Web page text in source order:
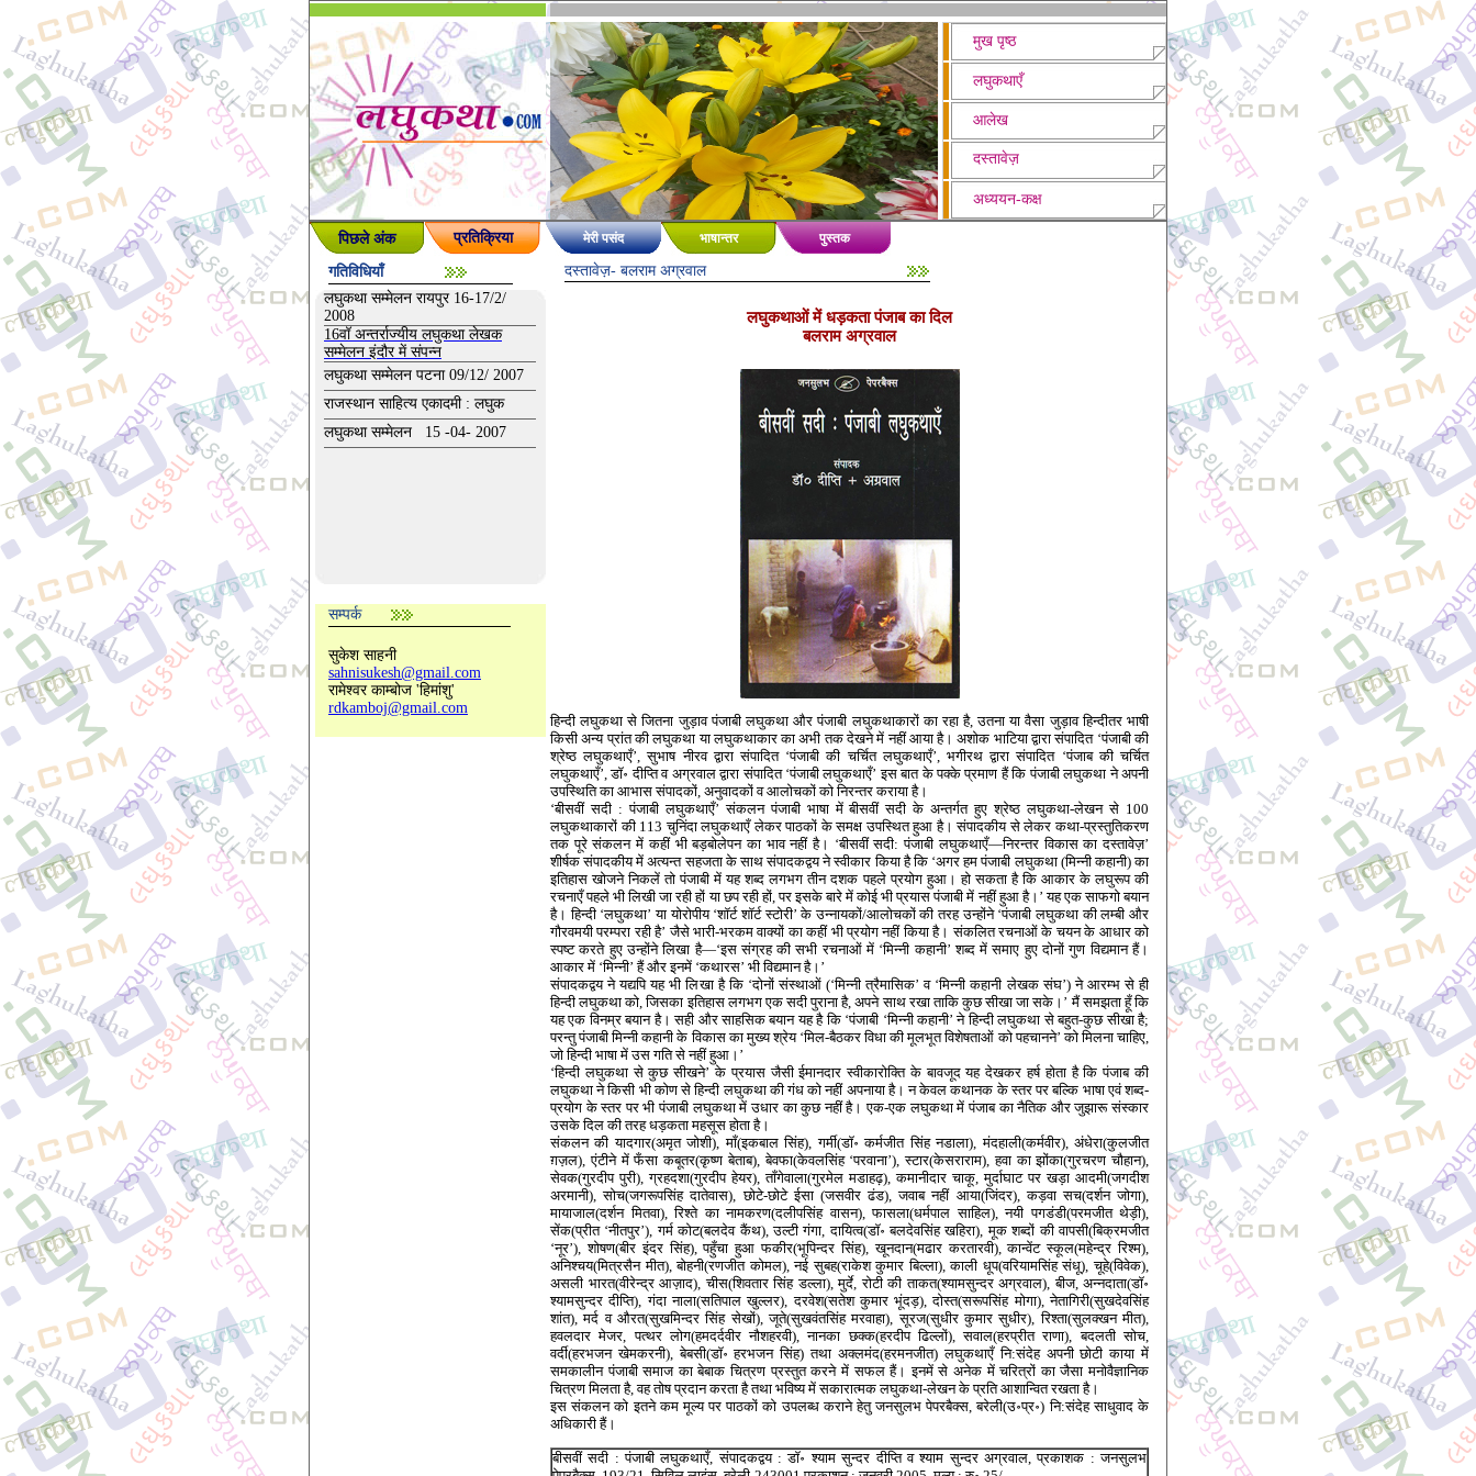
मुख पृष्ठ
लघुकथाएँ
आलेख
दस्तावेज़
अध्ययन-कक्ष
पिछले अंक प्रतिक्रिया मेरी पसंद भाषान्तर पुस्तक
गतिविधियाँ
लघुकथा सम्मेलन रायपुर 16-17/2/
2008
16वॉ अन्तर्राज्यीय लघुकथा लेखक
सम्मेलन इंदौर में संपन्न
लघुकथा सम्मेलन पटना 09/12/ 2007
राजस्थान साहित्य एकादमी : लघुक
लघुकथा सम्मेलन 15 -04- 2007
सम्पर्क
सुकेश साहनी
sahnisukesh@gmail.com
रामेश्वर काम्बोज 'हिमांशु'
rdkamboj@gmail.com
दस्तावेज़- बलराम अग्रवाल
लघुकथाओं में धड़कता पंजाब का दिल
बलराम अग्रवाल
हिन्दी लघुकथा से जितना जुड़ाव पंजाबी लघुकथा और पंजाबी लघुकथाकारों का रहा है, उतना या वैसा जुड़ाव हिन्दीतर भाषी
किसी अन्य प्रांत की लघुकथा या लघुकथाकार का अभी तक देखने में नहीं आया है। अशोक भाटिया द्वारा संपादित ‘पंजाबी की
श्रेष्ठ लघुकथाएँ’, सुभाष नीरव द्वारा संपादित ‘पंजाबी की चर्चित लघुकथाएँ’, भगीरथ द्वारा संपादित ‘पंजाब की चर्चित
लघुकथाएँ’, डॉ॰ दीप्ति व अग्रवाल द्वारा संपादित ‘पंजाबी लघुकथाएँ’ इस बात के पक्के प्रमाण हैं कि पंजाबी लघुकथा ने अपनी
उपस्थिति का आभास संपादकों, अनुवादकों व आलोचकों को निरन्तर कराया है।
‘बीसवीं सदी : पंजाबी लघुकथाएँ’ संकलन पंजाबी भाषा में बीसवीं सदी के अन्तर्गत हुए श्रेष्ठ लघुकथा-लेखन से 100
लघुकथाकारों की 113 चुनिंदा लघुकथाएँ लेकर पाठकों के समक्ष उपस्थित हुआ है। संपादकीय से लेकर कथा-प्रस्तुतिकरण
तक पूरे संकलन में कहीं भी बड़बोलेपन का भाव नहीं है। ‘बीसवीं सदी: पंजाबी लघुकथाएँ—निरन्तर विकास का दस्तावेज़’
शीर्षक संपादकीय में अत्यन्त सहजता के साथ संपादकद्वय ने स्वीकार किया है कि ‘अगर हम पंजाबी लघुकथा (मिन्नी कहानी) का
इतिहास खोजने निकलें तो पंजाबी में यह शब्द लगभग तीन दशक पहले प्रयोग हुआ। हो सकता है कि आकार के लघुरूप की
रचनाएँ पहले भी लिखी जा रही हों या छप रही हों, पर इसके बारे में कोई भी प्रयास पंजाबी में नहीं हुआ है।’ यह एक साफगो बयान
है। हिन्दी ‘लघुकथा’ या योरोपीय ‘शॉर्ट शॉर्ट स्टोरी’ के उन्नायकों/आलोचकों की तरह उन्होंने ‘पंजाबी लघुकथा की लम्बी और
गौरवमयी परम्परा रही है’ जैसे भारी-भरकम वाक्यों का कहीं भी प्रयोग नहीं किया है। संकलित रचनाओं के चयन के आधार को
स्पष्ट करते हुए उन्होंने लिखा है—‘इस संग्रह की सभी रचनाओं में ‘मिन्नी कहानी’ शब्द में समाए हुए दोनों गुण विद्यमान हैं।
आकार में ‘मिन्नी’ हैं और इनमें ‘कथारस’ भी विद्यमान है।’
संपादकद्वय ने यद्यपि यह भी लिखा है कि ‘दोनों संस्थाओं (‘मिन्नी त्रैमासिक’ व ‘मिन्नी कहानी लेखक संघ’) ने आरम्भ से ही
हिन्दी लघुकथा को, जिसका इतिहास लगभग एक सदी पुराना है, अपने साथ रखा ताकि कुछ सीखा जा सके।’ मैं समझता हूँ कि
यह एक विनम्र बयान है। सही और साहसिक बयान यह है कि ‘पंजाबी ‘मिन्नी कहानी’ ने हिन्दी लघुकथा से बहुत-कुछ सीखा है;
परन्तु पंजाबी मिन्नी कहानी के विकास का मुख्य श्रेय ‘मिल-बैठकर विधा की मूलभूत विशेषताओं को पहचानने’ को मिलना चाहिए,
जो हिन्दी भाषा में उस गति से नहीं हुआ।’
‘हिन्दी लघुकथा से कुछ सीखने’ के प्रयास जैसी ईमानदार स्वीकारोक्ति के बावजूद यह देखकर हर्ष होता है कि पंजाब की
लघुकथा ने किसी भी कोण से हिन्दी लघुकथा की गंध को नहीं अपनाया है। न केवल कथानक के स्तर पर बल्कि भाषा एवं शब्द-
प्रयोग के स्तर पर भी पंजाबी लघुकथा में उधार का कुछ नहीं है। एक-एक लघुकथा में पंजाब का नैतिक और जुझारू संस्कार
उसके दिल की तरह धड़कता महसूस होता है।
संकलन की यादगार(अमृत जोशी), माँ(इकबाल सिंह), गर्मी(डॉ॰ कर्मजीत सिंह नडाला), मंदहाली(कर्मवीर), अंधेरा(कुलजीत
ग़ज़ल), एंटीने में फँसा कबूतर(कृष्ण बेताब), बेवफा(केवलसिंह ‘परवाना’), स्टार(केसराराम), हवा का झोंका(गुरचरण चौहान),
सेवक(गुरदीप पुरी), ग्रहदशा(गुरदीप हेयर), ताँगेवाला(गुरमेल मडाहढ़), कमानीदार चाकू, मुर्दाघाट पर खड़ा आदमी(जगदीश
अरमानी), सोच(जगरूपसिंह दातेवास), छोटे-छोटे ईसा (जसवीर ढंड), जवाब नहीं आया(जिंदर), कड़वा सच(दर्शन जोगा),
मायाजाल(दर्शन मितवा), रिश्ते का नामकरण(दलीपसिंह वासन), फासला(धर्मपाल साहिल), नयी पगडंडी(परमजीत थेड़ी),
सेंक(प्रीत ‘नीतपुर’), गर्म कोट(बलदेव कैंथ), उल्टी गंगा, दायित्व(डॉ॰ बलदेवसिंह खहिरा), मूक शब्दों की वापसी(बिक्रमजीत
‘नूर’), शोषण(बीर इंदर सिंह), पहुँचा हुआ फकीर(भूपिन्दर सिंह), खूनदान(मढार करतारवी), कान्वेंट स्कूल(महेन्द्र रिश्म),
अनिश्चय(मित्रसैन मीत), बोहनी(रणजीत कोमल), नई सुबह(राकेश कुमार बिल्ला), काली धूप(वरियामसिंह संधू), चूहे(विवेक),
असली भारत(वीरेन्द्र आज़ाद), चीस(शिवतार सिंह डल्ला), मुर्दे, रोटी की ताकत(श्यामसुन्दर अग्रवाल), बीज, अन्नदाता(डॉ॰
श्यामसुन्दर दीप्ति), गंदा नाला(सतिपाल खुल्लर), दरवेश(सतेश कुमार भूंदड़), दोस्त(सरूपसिंह मोगा), नेतागिरी(सुखदेवसिंह
शांत), मर्द व औरत(सुखमिन्दर सिंह सेखों), जूते(सुखवंतसिंह मरवाहा), सूरज(सुधीर कुमार सुधीर), रिश्ता(सुलक्खन मीत),
हवलदार मेजर, पत्थर लोग(हमदर्दवीर नौशहरवी), नानका छक्क(हरदीप ढिल्लों), सवाल(हरप्रीत राणा), बदलती सोच,
वर्दी(हरभजन खेमकरनी), बेबसी(डॉ॰ हरभजन सिंह) तथा अक्लमंद(हरमनजीत) लघुकथाएँ नि:संदेह अपनी छोटी काया में
समकालीन पंजाबी समाज का बेबाक चित्रण प्रस्तुत करने में सफल हैं। इनमें से अनेक में चरित्रों का जैसा मनोवैज्ञानिक
चित्रण मिलता है, वह तोष प्रदान करता है तथा भविष्य में सकारात्मक लघुकथा-लेखन के प्रति आशान्वित रखता है।
इस संकलन को इतने कम मूल्य पर पाठकों को उपलब्ध कराने हेतु जनसुलभ पेपरबैक्स, बरेली(उ॰प्र॰) नि:संदेह साधुवाद के
अधिकारी हैं।
बीसवीं सदी : पंजाबी लघुकथाएँ, संपादकद्वय : डॉ॰ श्याम सुन्दर दीप्ति व श्याम सुन्दर अग्रवाल, प्रकाशक : जनसुलभ